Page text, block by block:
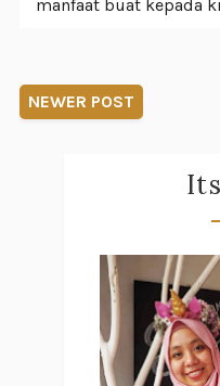
manfaat buat kepada
NEWER POST